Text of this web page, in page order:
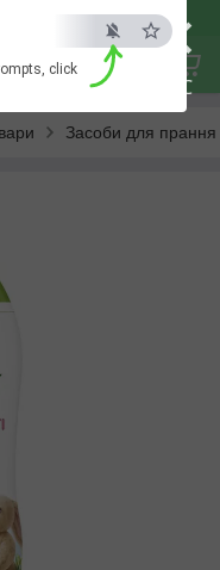
×
ESC
click
Засоби для прання